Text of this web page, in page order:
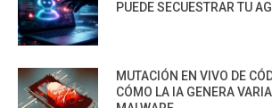
PUEDE SECUESTRAR TU
MUTACIÓN EN VIVO DE
CÓMO LA IA GENERA